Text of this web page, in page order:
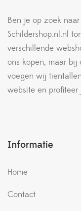
Ben je op zoek
Schildershop.nl.nl
verschillende
ons kopen, maar bij
voegen wij
website en
Informatie
Home
Contact